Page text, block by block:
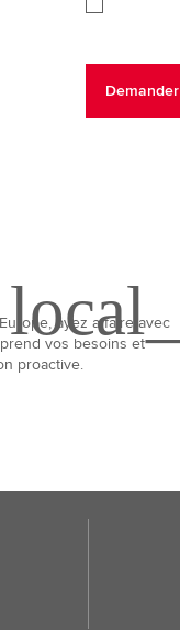
ayez affaire avec
vos besoins et
proactive.